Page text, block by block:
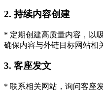
2. 持续内容创建
* 定期创建高质量内容，以
确保内容与外链目标网站相
3. 客座发文
* 联系相关网站，询问客座